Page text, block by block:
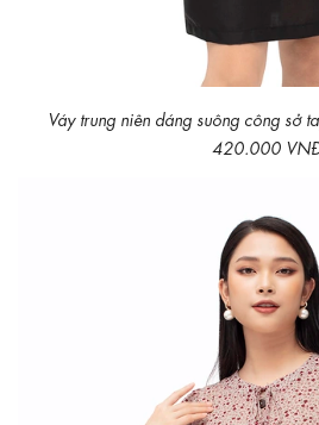
Váy trung niên dáng suông công sở
420.000